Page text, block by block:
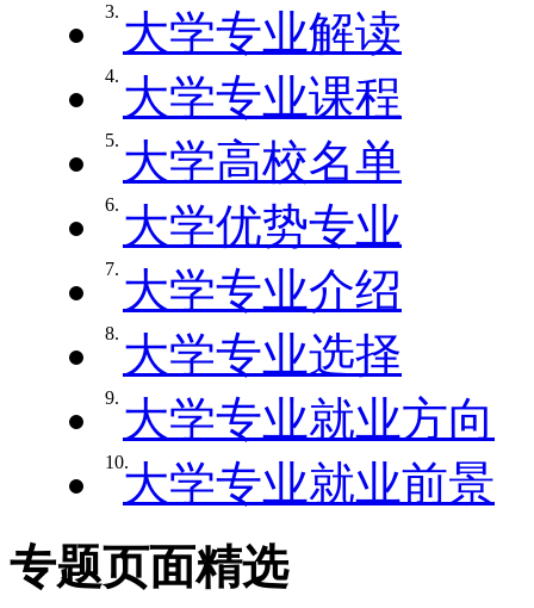
3. 大学专业解读
4. 大学专业课程
5. 大学高校名单
6. 大学优势专业
7. 大学专业介绍
8. 大学专业选择
9. 大学专业就业方向
10.大学专业就业前景
专题页面精选